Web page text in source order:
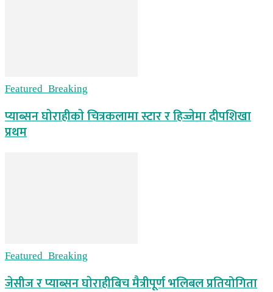
Featured_Breaking
प्याब्सन घाेराहीकाे चित्रकलामा स्टार र हिज्जेमा दीपशिखा
प्रथम
Featured_Breaking
जेसीज र प्याब्सन घाेराहीबिच मैत्रीपूर्ण भलिबल प्रतियोगिता